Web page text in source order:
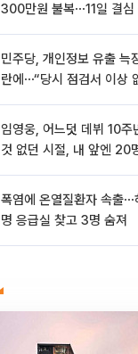
300만원 불복⋯11일 결심
민주당, 개인정보 유출 늑
란에⋯“당시 점검서 이상
임영웅, 어느덧 데뷔 10
것 없던 시절, 내 앞엔 20
폭염에 온열질환자 속출
명 응급실 찾고 3명 숨져